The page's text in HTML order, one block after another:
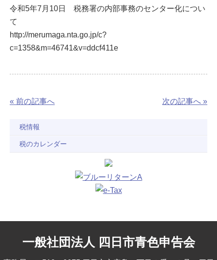
令和5年7月10日 税務署の内部事務のセンター化につい
て
http://merumaga.nta.go.jp/c?
c=1358&m=46741&v=ddcf411e
« 前の記事へ 次の記事へ »
税情報
税のカレンダー
一般社団法人 四日市青色申告会